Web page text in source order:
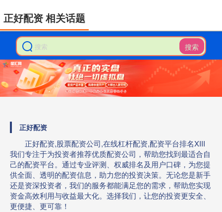
搜索
正好配资
正好配资,股票配资公司,在线杠杆配资,配资平台排名XIII‌
我们专注于为投资者推荐优质配资公司，帮助您找到最适合自
己的配资平台。通过专业评测、权威排名及用户口碑，为您提
供全面、透明的配资信息，助力您的投资决策。无论您是新手
还是资深投资者，我们的服务都能满足您的需求，帮助您实现
资金高效利用与收益最大化。选择我们，让您的投资更安全、
更便捷、更可靠！
正好配资 相关话题